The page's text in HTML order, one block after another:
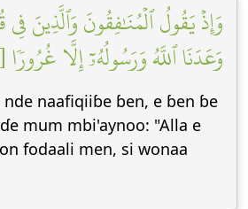
وَإِذۡ يَقُولُ ٱلۡمُنَٰفِقُونَ وَٱلَّذِينَ
وَعَدَنَا ٱللَّهُ وَرَسُولُهُۥٓ إِلَّا غُرُورٗا [١٢]
naafiqiiɓe ɓen, e ɓen ɓe
mum mbi'aynoo: "Alla e
fodaali men, si wonaa